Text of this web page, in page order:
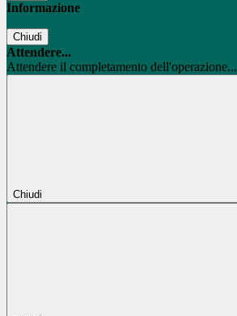
Informazione
Chiudi
Attendere...
Attendere il completamento dell'operazione...
Chiudi